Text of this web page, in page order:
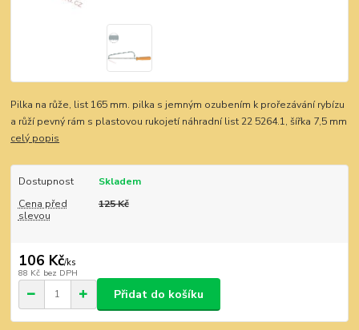
Pilka na růže, list 165 mm. pilka s jemným ozubením k prořezávání rybízu
a růží pevný rám s plastovou rukojetí náhradní list 22 5264.1, šířka 7,5 mm
celý popis
Dostupnost
Skladem
Cena před
slevou
125 Kč
106 Kč/ks
88 Kč bez DPH
Přidat do košíku